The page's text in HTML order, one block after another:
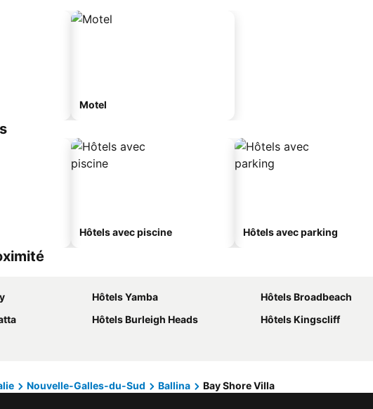
Motel
Hôtels avec piscine Hôtels avec parking
Hôtels Yamba
Hôtels Broadbeach
Hôtels Burleigh Heads
Hôtels Kingscliff
Nouvelle-Galles-du-Sud Ballina Bay Shore Villa